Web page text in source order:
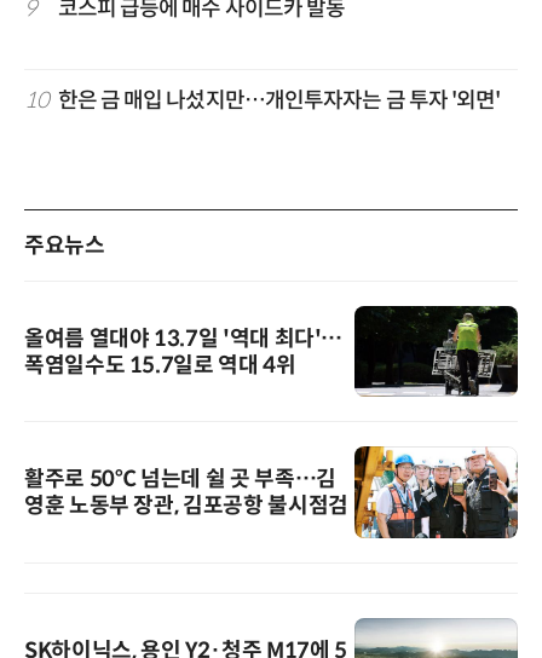
9 코스피 급등에 매수 사이드카 발동
10 한은 금 매입 나섰지만…개인투자자는 금 투자 '외면'
주요뉴스
올여름 열대야 13.7일 '역대 최다'…
폭염일수도 15.7일로 역대 4위
활주로 50℃ 넘는데 쉴 곳 부족…김
영훈 노동부 장관, 김포공항 불시점검
SK하이닉스, 용인 Y2·청주 M17에 5